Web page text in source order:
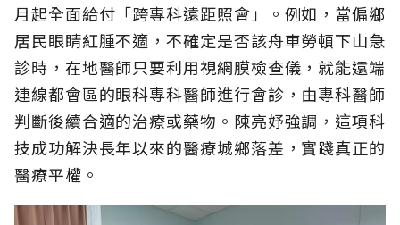
月起全面給付「跨專科遠距照會」。例如，當偏鄉
居民眼睛紅腫不適，不確定是否該舟車勞頓下山急
診時，在地醫師只要利用視網膜檢查儀，就能遠端
連線都會區的眼科專科醫師進行會診，由專科醫師
判斷後續合適的治療或藥物。陳亮妤強調，這項科
技成功解決長年以來的醫療城鄉落差，實踐真正的
醫療平權。